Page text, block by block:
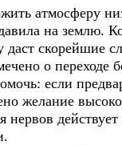
атмосферу
на землю.
даст скорейшие
о переходе
если
желание
нервов